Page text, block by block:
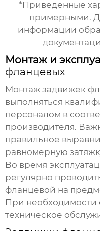
*Приведенные
примерными.
информации
Монтаж и
фланцевых
Монтажзадвижек
выполняться
персоналом в
производителя.
правильное
равномерную
Во время
регулярно
фланцевой на
При необходимости
техническое